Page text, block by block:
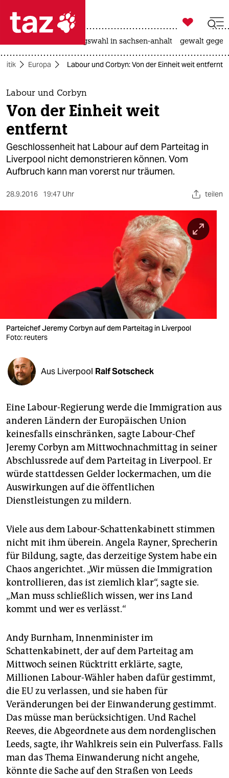
 taz zahl ich
taz zahl ich
themen
politik
öko
gesellschaft
sport
verlag
veranstaltungen
shop
fragen & hilfe
unterstützen
abo
genossenschaft
epaper login

taz zahl ich
landtagswahl in sachsen-anhalt gewalt
Europa Labour und Corbyn: Von der Einheit weit entfernt
Labour und Corbyn
Von der Einheit weit
entfernt
Geschlossenheit hat Labour auf dem Parteitag in
Liverpool nicht demonstrieren können. Vom
Aufbruch kann man vorerst nur träumen.
28.9.2016 19:47 Uhr teilen
Parteichef Jeremy Corbyn auf dem Parteitag in Liverpool
Foto: reuters
Aus Liverpool Ralf Sotscheck
Eine Labour-Regierung werde die Immigration aus
anderen Ländern der Europäischen Union
keinesfalls einschränken, sagte Labour-Chef
Jeremy Corbyn am Mittwochnachmittag in seiner
Abschlussrede auf dem Parteitag in Liverpool. Er
würde stattdessen Gelder lockermachen, um die
Auswirkungen auf die öffentlichen
Dienstleistungen zu mildern.
Viele aus dem Labour-Schattenkabinett stimmen
nicht mit ihm überein. Angela Rayner, Sprecherin
für Bildung, sagte, das derzeitige System habe ein
Chaos angerichtet. „Wir müssen die Immigration
kontrollieren, das ist ziemlich klar“, sagte sie.
„Man muss schließlich wissen, wer ins Land
kommt und wer es verlässt.“
Andy Burnham, Innenminister im
Schattenkabinett, der auf dem Parteitag am
Mittwoch seinen Rücktritt erklärte, sagte,
Millionen Labour-Wähler haben dafür gestimmt,
die EU zu verlassen, und sie haben für
Veränderungen bei der Einwanderung gestimmt.
Das müsse man berücksichtigen. Und Rachel
Reeves, die Abgeordnete aus dem nordenglischen
Leeds, sagte, ihr Wahlkreis sein ein Pulverfass. Falls
man das Thema Einwanderung nicht angehe,
könnte die Sache auf den Straßen von Leeds